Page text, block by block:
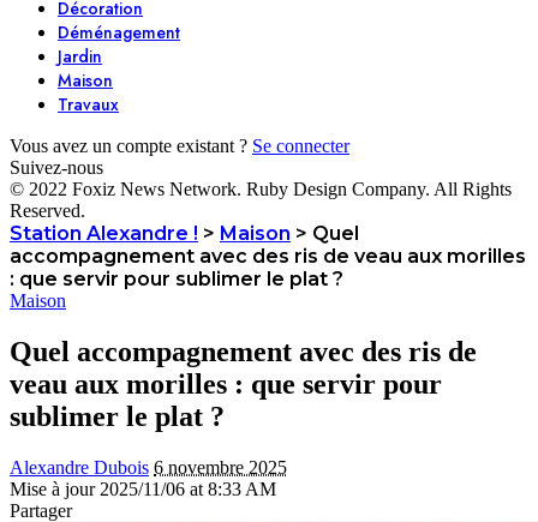
Décoration
Déménagement
Jardin
Maison
Travaux
Vous avez un compte existant ? Se connecter
Suivez-nous
© 2022 Foxiz News Network. Ruby Design Company. All Rights
Reserved.
Station Alexandre ! > Maison > Quel
accompagnement avec des ris de veau aux morilles
: que servir pour sublimer le plat ?
Maison
Quel accompagnement avec des ris de
veau aux morilles : que servir pour
sublimer le plat ?
Alexandre Dubois 6 novembre 2025
Mise à jour 2025/11/06 at 8:33 AM
Partager